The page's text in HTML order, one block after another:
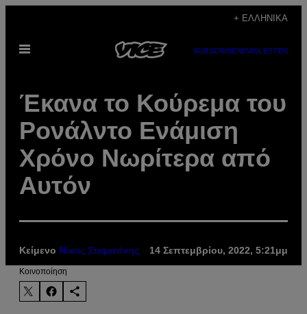
περιεχόμενο
+ ΕΛΛΗΝΙΚΆ
Ανοίξτε
SUBSCRIBENEWSLETTER
Έκανα το Κούρεμα του
Ρονάλντο Ενάμιση
Χρόνο Νωρίτερα από
Αυτόν
Κείμενο Νίκος Σταματίνης 14 Σεπτεμβρίου, 2022, 5:21μμ
Kοινοποίηση